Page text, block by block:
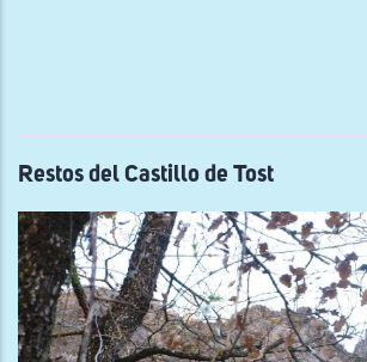
Restos del Castillo de Tost